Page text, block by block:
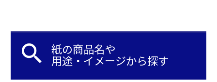
search 紙の商品名や
用途・イメージから探す